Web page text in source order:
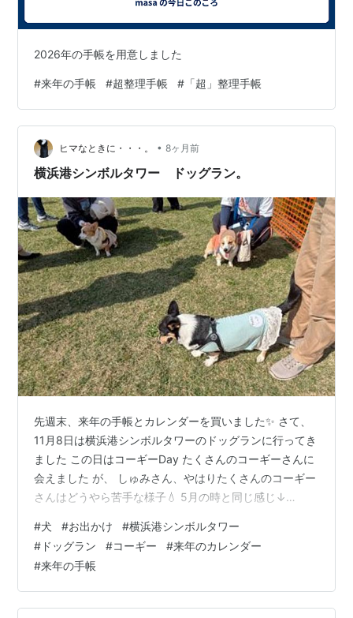
2026年の手帳を用意しました
#来年の手帳 #超整理手帳 # 「超」整理手帳
ヒマなときに・・・。 • 8ヶ月前
横浜港シンボルタワー ドッグラン。
先週末、来年の手帳とカレンダーを買いました✨ さて、
11月8日は横浜港シンボルタワーのドッグランに行ってき
ました この日はコーギーDay たくさんのコーギーさんに
会えました が、 しゅみさん、やはりたくさんのコーギー
さんはどうやら苦手な様子💧 5月の時と同じ感じ↓
ーさんの追いかけっこには 巻き込まれないよう端っこへ
避難 走ると 『一緒に走ろう～』 って皆が来ちゃうから
テクテクテクテク歩いてラン内を移動(笑) 追い駆けられ
ぬようにしてました(笑) お昼ごはんを食べてからコーギ
ーエリアではなく 中型犬エリアへ入りました…
#犬 #お出かけ #横浜港シンボルタワー
# ドッグラン #コーギー #来年のカレンダー
#来年の手帳